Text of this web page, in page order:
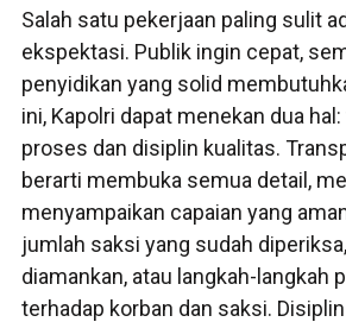
Salah satu pekerjaan paling sulit
ekspektasi. Publik ingin cepat,
penyidikan yang solid
ini, Kapolri dapat menekan dua
proses dan disiplin kualitas.
berarti membuka semua detail,
menyampaikan capaian yang
jumlah saksi yang sudah
diamankan, atau langkah-langkah
terhadap korban dan saksi.